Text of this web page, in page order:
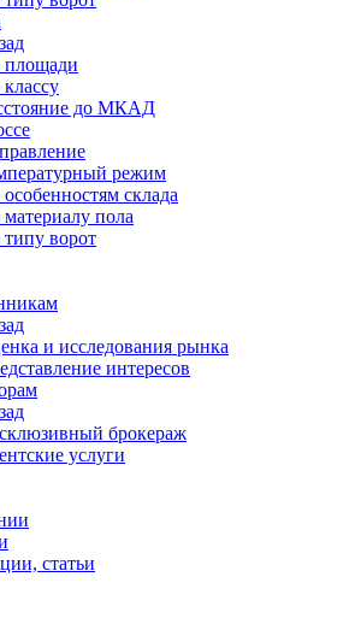
до МКАД
режим
склада
пола
ворот
и исследования рынка
интересов
брокераж
услуги
статьи